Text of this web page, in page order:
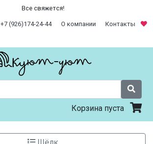
Все свяжется!
+7 (926)174-24-44 О компании
Контакты
Корзина пуста